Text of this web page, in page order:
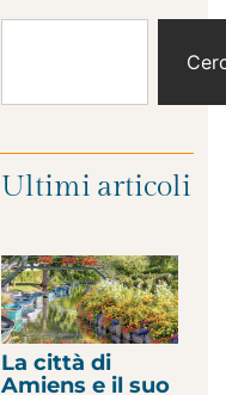
Ultimi articoli
La città di
Amiens e il suo